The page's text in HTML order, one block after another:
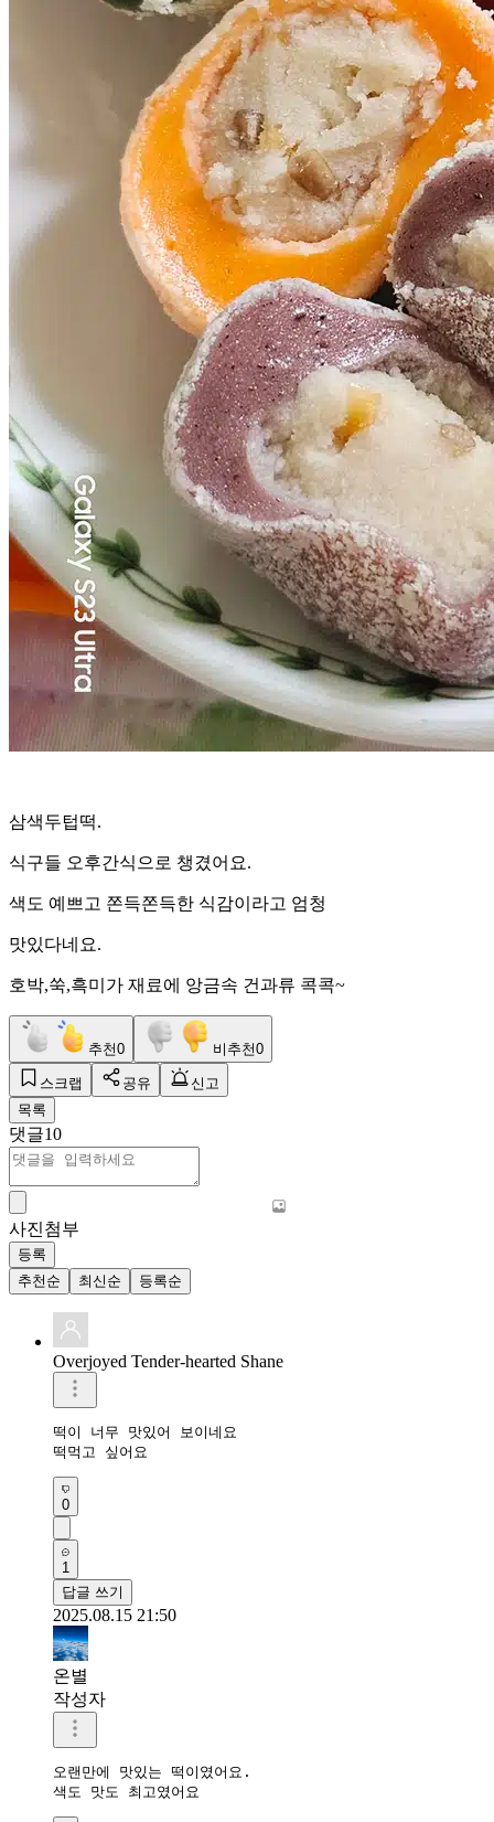
삼색두텁떡.
식구들 오후간식으로 챙겼어요.
색도 예쁘고 쫀득쫀득한 식감이라고 엄청
맛있다네요.
호박,쑥,흑미가 재료에 앙금속 건과류 콕콕~
추천0 비추천0
스크랩 공유
신고
목록
댓글10
사진첨부
등록
추천순
최신순 등록순
Overjoyed Tender-hearted Shane
떡이 너무 맛있어 보이네요
떡먹고 싶어요
0
1
답글 쓰기
2025.08.15 21:50
온별
작성자
오랜만에 맛있는 떡이였어요.
색도 맛도 최고였어요